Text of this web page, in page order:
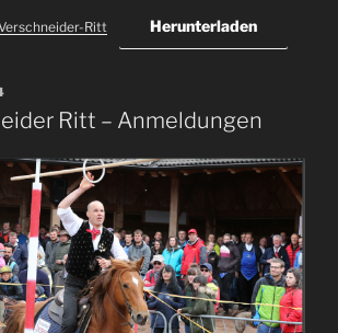
Ritt Herunterladen
Ritt – Anmeldungen